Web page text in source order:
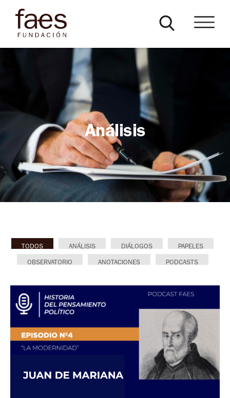
Análisis
TODOS ANÁLISIS DIÁLOGOS PAPELES
OBSERVATORIO ANOTACIONES PODCASTS